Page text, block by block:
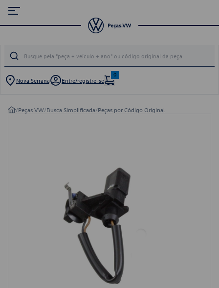
Nova Serrana Entre/registre-se
0
/Peças VW/Busca Simplificada/Peças por Código Original